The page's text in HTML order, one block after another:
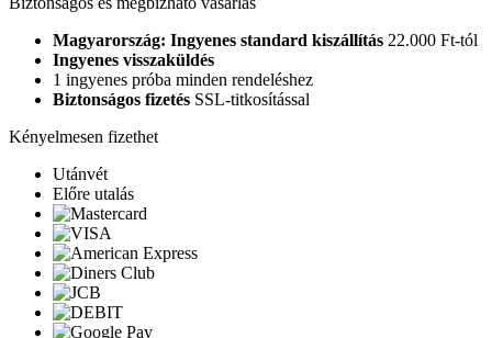
Magyarország: Ingyenes standard kiszállítás 22.000 Ft-tól
Ingyenes visszaküldés
1 ingyenes próba minden rendeléshez
Biztonságos fizetés SSL-titkosítással
Kényelmesen fizethet
Utánvét
Előre utalás